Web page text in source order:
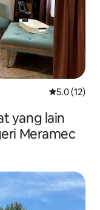
Penarafan
5.0 (12)
yang lain
Meramec